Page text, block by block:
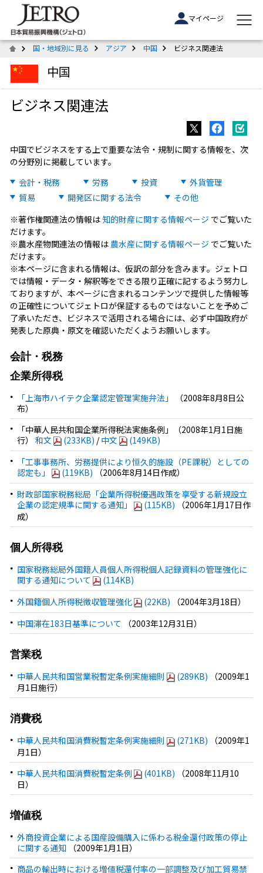
マイページ
国・地域別に見る アジア 中国 ビジネス関連法
中国
ビジネス関連法
中国でビジネスをする上で重要な法令・規制に関する情報を、次
の分野別に掲載しています。
会計・税務
労務 投資
外貨管理
貿易
開発区に関する法令
その他
※著作権関連法の情報は 知的財産に関する情報ページ でご覧いた
だけます。
※農水産物関連法の情報は 農水産に関する情報ページ でご覧いた
だけます。
※本ページに含まれる情報は、仮訳の部分を含みます。ジェトロ
では情報・データ・解釈等をできる限り正確に記するよう努力し
ておりますが、本ページに含まれるコンテンツで提供した情報等
の正確性についてジェトロが保証するものではないことを予めご
了承いただき、ビジネスで活用される場合には、必ず中国政府が
発表した原典・原文を確認いただくようお願いします。
会計・税務
企業所得税
「上海市ハイテク企業認定管理実施弁法」
（2008年8月8日公
布）
「中華人民共和国企業所得税法実施条例」（2008年1月1日施
行） 和文 (233KB) /中文
(149KB)
「工事事務所、労務提供により恒久的施設（PE課税）としての
認定も」
(119KB) （2006年8月14日作成）
財政部国家税務総局「企業所得税優遇政策を享受する新規設立
企業の認定規準に関する通知」
(115KB) （2006年1月17日作
成）
個人所得税
国家税務総局外国籍人員個人所得税個人記録資料の管理強化に
関する通知について
(114KB)
外国籍個人所得税徴収管理強化
(22KB) （2004年3月18日）
中国滞在183日基準について （2003年12月31日）
営業税
中華人民共和国営業税暫定条例実施細則
(289KB) （2009年1
月1日施行）
消費税
中華人民共和国消費税暫定条例実施細則
(271KB) （2009年1
月1日）
中華人民共和国消費税暫定条例
(401KB) （2008年11月10
日）
増値税
外商投資企業による国産設備購入に係わる税金還付政策の停止
に関する通知（2009年1月1日）
商品の輸出時における増値税還付率の一部調整及び加工貿易禁